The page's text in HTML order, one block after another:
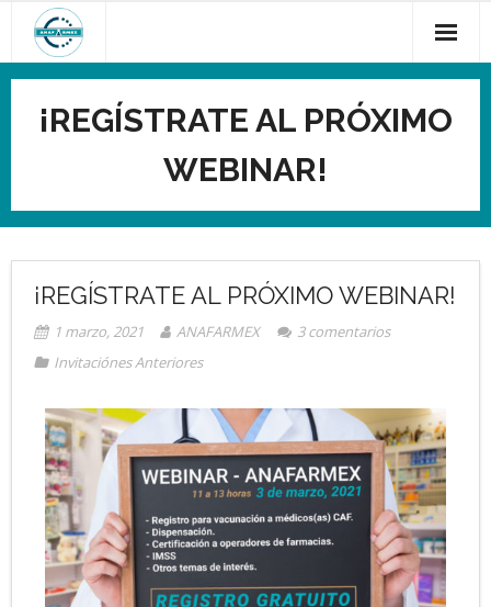
¡REGÍSTRATE AL PRÓXIMO
WEBINAR!
¡REGÍSTRATE AL PRÓXIMO WEBINAR!
1 marzo, 2021 ANAFARMEX 3 comentarios
Invitaciónes Anteriores